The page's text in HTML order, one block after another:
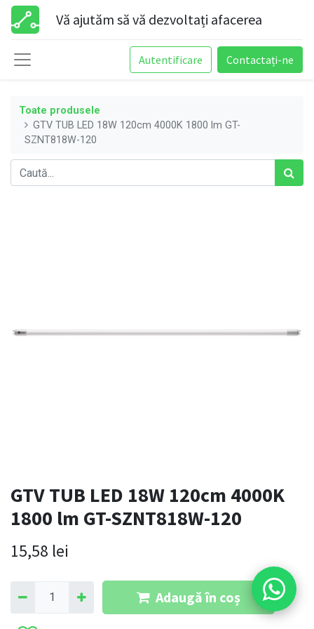
Vă ajutăm să vă dezvoltați afacerea
Autentificare Contactați-ne
Toate produsele
GTV TUB LED 18W 120cm 4000K 1800 lm GT-
SZNT818W-120
GTV TUB LED 18W 120cm 4000K
1800 lm GT-SZNT818W-120
15,58 lei
Adaugă în coș